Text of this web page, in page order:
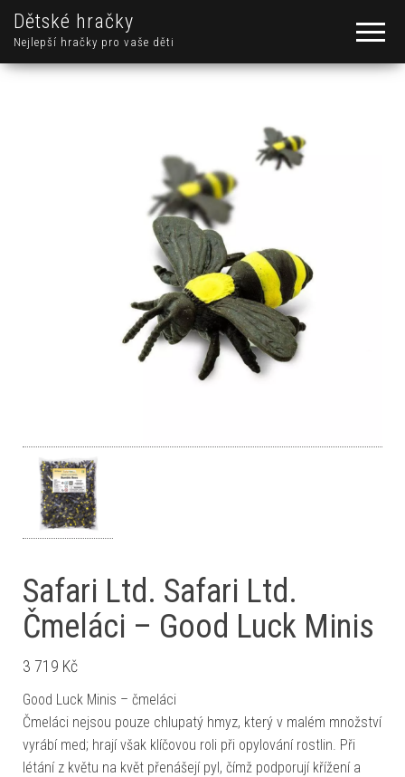
Dětské hračky
Nejlepší hračky pro vaše děti
Safari Ltd. Safari Ltd.
Čmeláci – Good Luck Minis
3 719 Kč
Good Luck Minis – čmeláci
Čmeláci nejsou pouze chlupatý hmyz, který v malém množství
vyrábí med; hrají však klíčovou roli při opylování rostlin. Při
létání z květu na květ přenášejí pyl, čímž podporují křížení a